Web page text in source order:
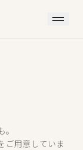
ご用意していま